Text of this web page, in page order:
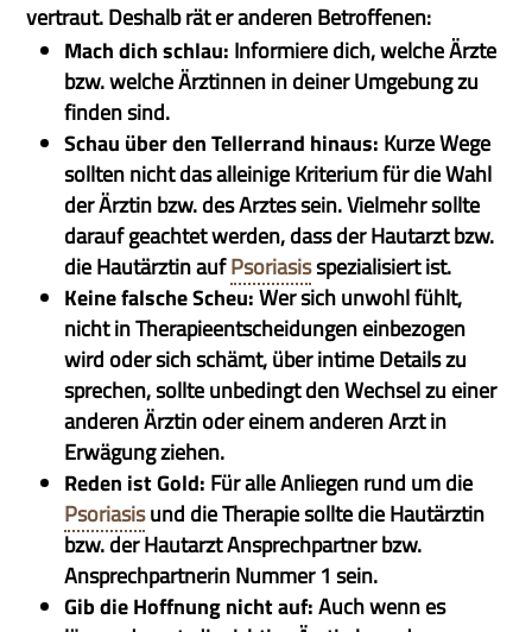
vertraut. Deshalb rät er anderen Betroffenen:
Mach dich schlau: Informiere dich, welche Ärzte
bzw. welche Ärztinnen in deiner Umgebung zu
finden sind.
Schau über den Tellerrand hinaus: Kurze Wege
sollten nicht das alleinige Kriterium für die Wahl
der Ärztin bzw. des Arztes sein. Vielmehr sollte
darauf geachtet werden, dass der Hautarzt bzw.
die Hautärztin aufPsoriasisspezialisiert ist.
Keine falsche Scheu:Wer sich unwohl fühlt,
nicht in Therapieentscheidungen einbezogen
wird oder sich schämt, über intime Details zu
sprechen, sollte unbedingt den Wechsel zu einer
anderen Ärztin oder einem anderen Arzt in
Erwägung ziehen.
Reden ist Gold: Für alle Anliegen rund um die
Psoriasisund die Therapie sollte die Hautärztin
bzw. der Hautarzt Ansprechpartner bzw.
Ansprechpartnerin Nummer 1 sein.
Gib die Hoffnung nicht auf:Auch wenn es